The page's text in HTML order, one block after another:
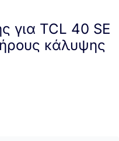
για TCL 40 SE
κάλυψης